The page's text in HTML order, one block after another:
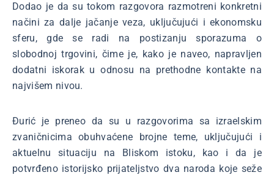
Dodao je da su tokom razgovora razmotreni konkretni
načini za dalje jačanje veza, uključujući i ekonomsku
sferu, gde se radi na postizanju sporazuma o
slobodnoj trgovini, čime je, kako je naveo, napravljen
dodatni iskorak u odnosu na prethodne kontakte na
najvišem nivou.
Đurić je preneo da su u razgovorima sa izraelskim
zvaničnicima obuhvaćene brojne teme, uključujući i
aktuelnu situaciju na Bliskom istoku, kao i da je
potvrđeno istorijsko prijateljstvo dva naroda koje seže